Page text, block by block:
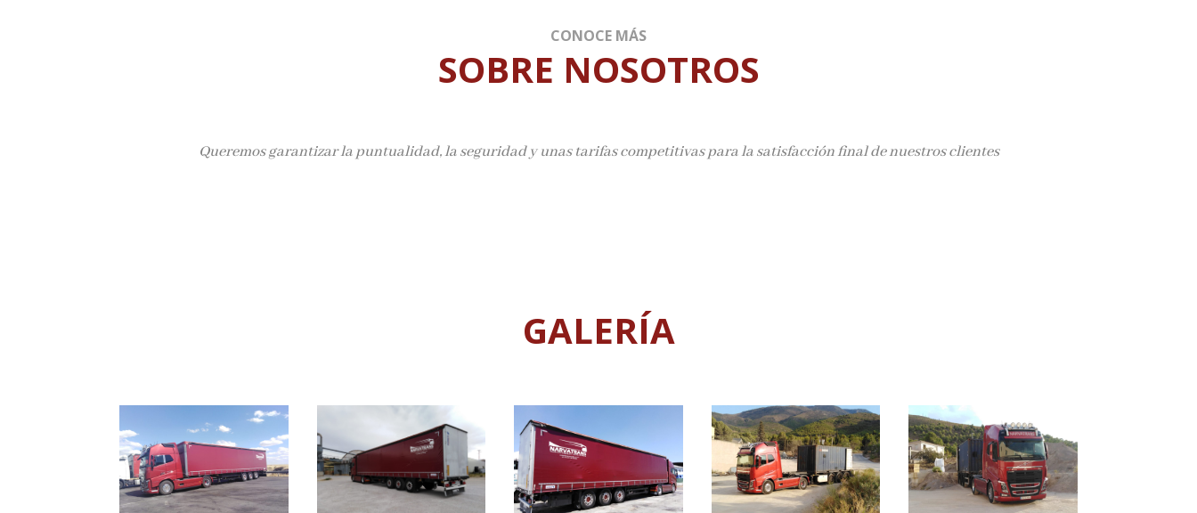
CONOCE MÁS
SOBRE NOSOTROS
Queremos garantizar la puntualidad, la seguridad y unas tarifas competitivas para la satisfacción final de nuestros clientes
GALERÍA